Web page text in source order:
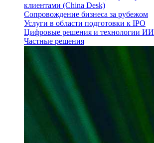
клиентами (China Desk)
Сопровождение бизнеса за рубежом
Услуги в области подготовки к IPO
Цифровые решения и технологии ИИ
Частные решения